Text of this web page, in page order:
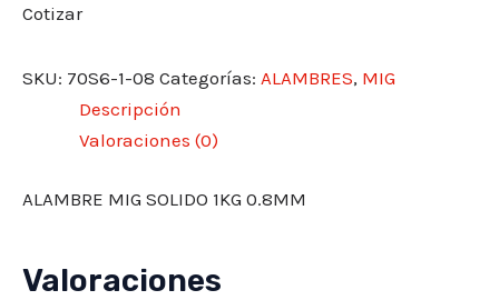
Cotizar
SKU: 70S6-1-08 Categorías: ALAMBRES, MIG
Descripción
Valoraciones (0)
ALAMBRE MIG SOLIDO 1KG 0.8MM
Valoraciones